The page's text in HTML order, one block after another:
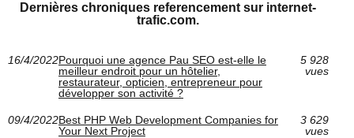
Dernières chroniques referencement sur internet-
trafic.com.
16/4/2022Pourquoi une agence Pau SEO est-elle le
meilleur endroit pour un hôtelier,
restaurateur, opticien, entrepreneur pour
développer son activité ?
5 928
vues
09/4/2022Best PHP Web Development Companies for
Your Next Project
3 629
vues